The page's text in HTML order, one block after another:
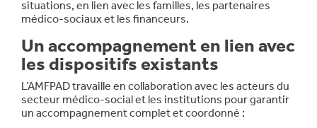
situations, en lien avec les familles, les partenaires
médico-sociaux et les financeurs.
Un accompagnement en lien avec
les dispositifs existants
L’AMFPAD travaille en collaboration avec les acteurs du
secteur médico-social et les institutions pour garantir
un accompagnement complet et coordonné :